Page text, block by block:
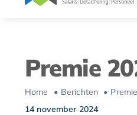
Premie
Home Berichten
14 november 2024